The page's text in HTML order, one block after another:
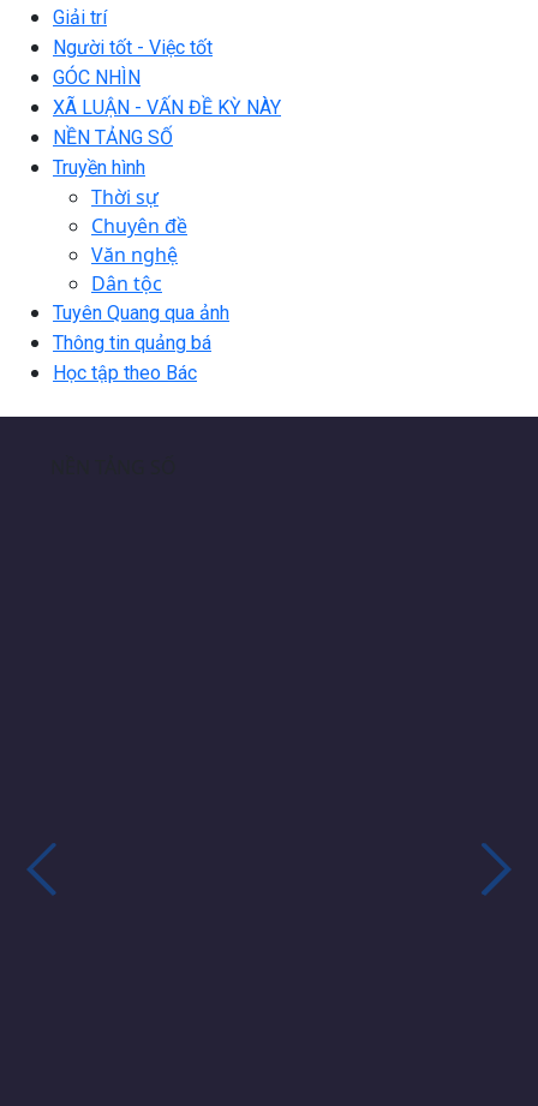
Giải trí
Người tốt - Việc tốt
GÓC NHÌN
XÃ LUẬN - VẤN ĐỀ KỲ NÀY
NỀN TẢNG SỐ
Truyền hình
Thời sự
Chuyên đề
Văn nghệ
Dân tộc
Tuyên Quang qua ảnh
Thông tin quảng bá
Học tập theo Bác